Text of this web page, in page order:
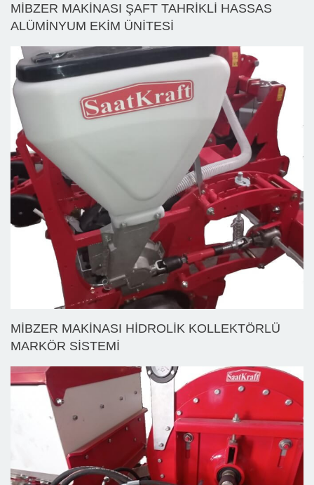
MİBZER MAKİNASI ŞAFT TAHRİKLİ HASSAS
ALÜMİNYUM EKİM ÜNİTESİ
MİBZER MAKİNASI HİDROLİK KOLLEKTÖRLÜ
MARKÖR SİSTEMİ